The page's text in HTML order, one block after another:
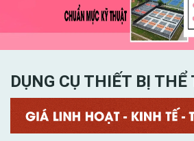
bóng phải am hiểu tinh tường và có
công đoạn thiết kế sân chơi sao cho
DỤNG CỤ THIẾT BỊ THỂ